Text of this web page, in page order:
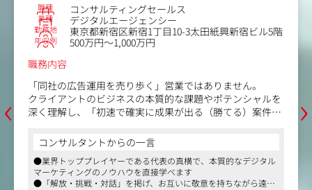
‹
職種 コンサルティングセールス
業種 デジタルエージェンシー
勤務地 東京都新宿区新宿1丁目10-3太田紙興新宿ビル5階
年収例
500万円～1,000万円
職務内容
「同社の広告運用を売り歩く」営業ではありません。
クライアントのビジネスの本質的な課題やポテンシャルを
深く理解し、「初速で確実に成果が出る（勝てる）案件」
その上で、単価・契約・成果報酬などのビジネススキーム
自体を自ら設計し、Mercとクライアントの双方にとって高
収益かつ継続可能な「最高の入口（案件）」を創出する役
割です。
コンサルタントからの一言
●業界トッププレイヤーである代表の真横で、本質的なデジタル
マーケティングのノウハウを直接学べます
●「解放・挑戦・対話」を掲げ、お互いに敬意を持ちながら遠慮
›